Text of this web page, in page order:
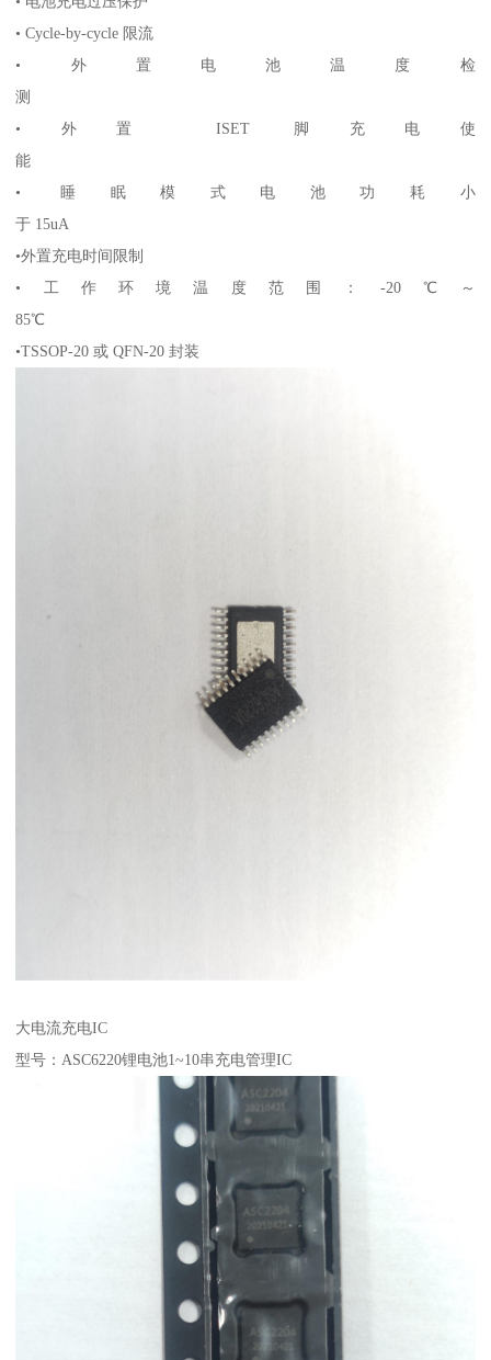
• Cycle-by-cycle 限流
•外置电池温度检
测
•外置 ISET 脚充电使
能
• 睡眠模式电池功耗小
于 15uA
•外置充电时间限制
•工作环境温度范围：-20℃～
85℃
•TSSOP-20 或 QFN-20 封装
大电流充电IC
型号：ASC6220锂电池1~10串充电管理IC